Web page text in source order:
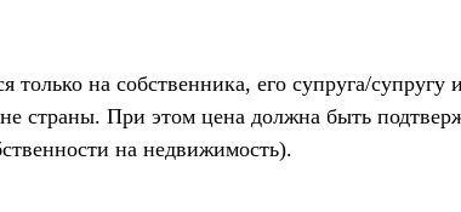
на собственника, его супруга/супругу
страны. При этом цена должна быть
на недвижимость).